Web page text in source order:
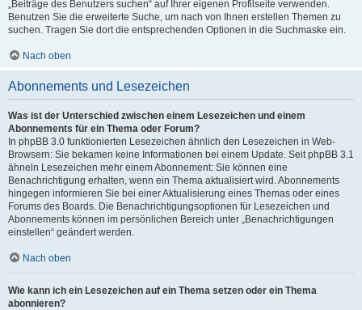
„Beiträge des Benutzers suchen“ auf Ihrer eigenen Profilseite verwenden.
Benutzen Sie die erweiterte Suche, um nach von Ihnen erstellen Themen zu
suchen. Tragen Sie dort die entsprechenden Optionen in die Suchmaske ein.
Nach oben
Abonnements und Lesezeichen
Was ist der Unterschied zwischen einem Lesezeichen und einem
Abonnements für ein Thema oder Forum?
In phpBB 3.0 funktionierten Lesezeichen ähnlich den Lesezeichen in Web-
Browsern: Sie bekamen keine Informationen bei einem Update. Seit phpBB 3.1
ähneln Lesezeichen mehr einem Abonnement: Sie können eine
Benachrichtigung erhalten, wenn ein Thema aktualisiert wird. Abonnements
hingegen informieren Sie bei einer Aktualisierung eines Themas oder eines
Forums des Boards. Die Benachrichtigungsoptionen für Lesezeichen und
Abonnements können im persönlichen Bereich unter „Benachrichtigungen
einstellen“ geändert werden.
Nach oben
Wie kann ich ein Lesezeichen auf ein Thema setzen oder ein Thema
abonnieren?